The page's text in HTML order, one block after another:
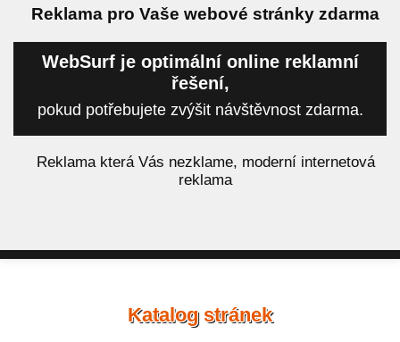
Reklama pro Vaše webové stránky zdarma
WebSurf je optimální online reklamní
řešení,
pokud potřebujete zvýšit návštěvnost zdarma.
Reklama která Vás nezklame, moderní internetová
reklama
Katalog stránek